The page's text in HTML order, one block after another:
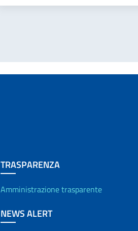
TRASPARENZA
Amministrazione trasparente
NEWS ALERT